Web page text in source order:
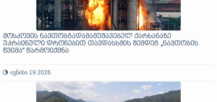
მოსკოვის ნავთობგადამამუშავებელ ქარხანაზე
უკრაინული დრონებით თავდასხმის შემდეგ „ნავთობის
წვიმა“ წარმოიქმნა
ივნისი 19 2026